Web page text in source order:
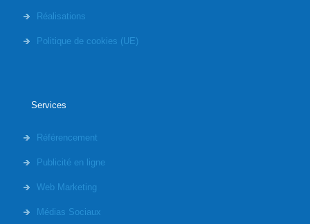
Réalisations
Politique de cookies (UE)
Services
Référencement
Publicité en ligne
Web Marketing
Médias Sociaux